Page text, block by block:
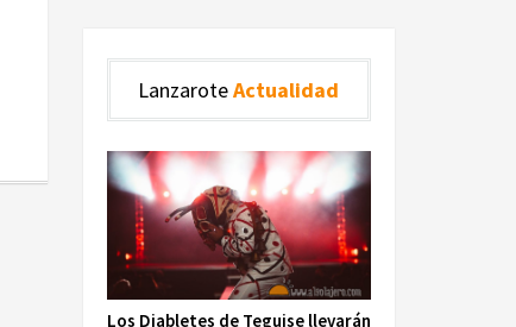
LanzaroteActualidad
Los Diabletes de Teguise llevarán